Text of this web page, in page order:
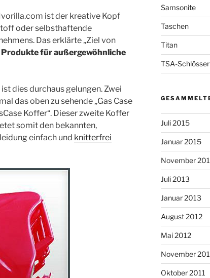
ist der kreative Kopf
oder selbsthaftende
Das erklärte „Ziel von
für außergewöhnliche
dies durchaus gelungen. Zwei
das oben zu sehende „Gas Case
Koffer“. Dieser zweite Koffer
somit den bekannten,
einfach und knitterfrei
Samsonite
Taschen
Titan
TSA-Schlösser
Juli 2015
Januar 2015
November
Juli 2013
Januar 2013
August 2012
Mai 2012
November
Oktober 2011